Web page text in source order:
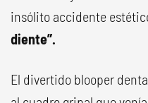
insólito accidente
diente”.
El divertido blooper